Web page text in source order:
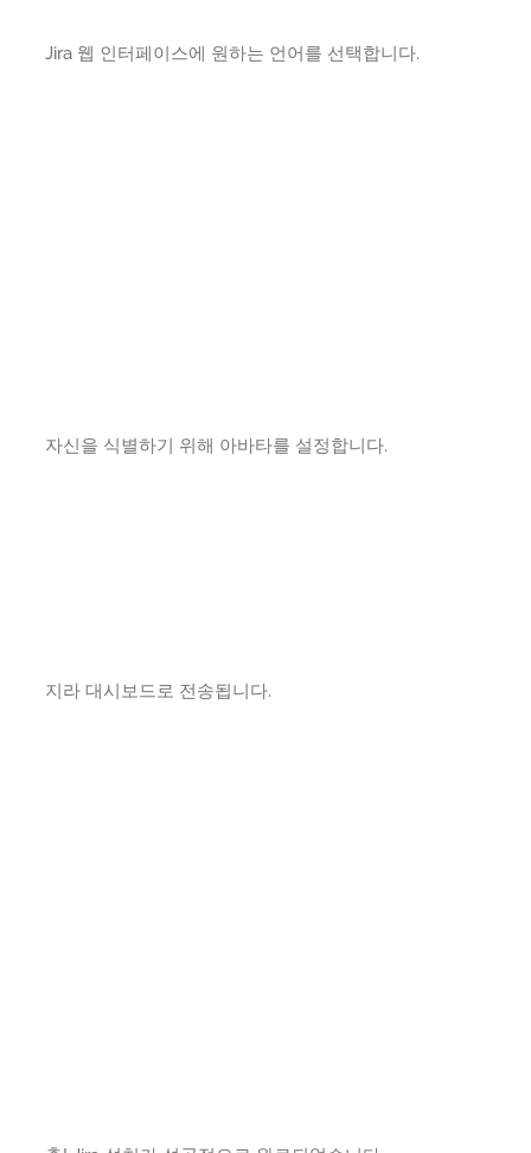
Jira 웹 인터페이스에 원하는 언어를 선택합니다.
자신을 식별하기 위해 아바타를 설정합니다.
지라 대시보드로 전송됩니다.